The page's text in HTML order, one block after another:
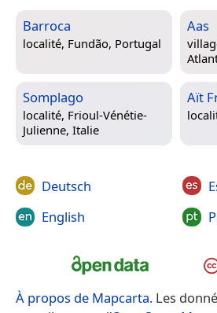
Barroca
localité, Fundão, Portugal
Aas
Somplago
localité, Frioul-Vénétie-
Julienne, Italie
Aït
Deutsch
English
À propos de Mapcarta. Les